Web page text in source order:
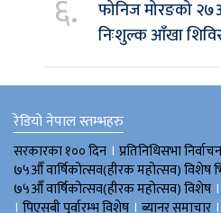
६.
फोनिज मोरङको
निःशुल्क आँखा
रेडियो नेपाल स्तम्भहरु
सरकारका १०० दिन । प्रतिनिधिसभा
७५औँ वार्षिकोत्सव(हीरक महोत्सव) विशेष
७५औँ वार्षिकोत्सव(हीरक महोत्सव) विशेष ।
। पिएसबी पूर्वारम्भ विशेष । ब्यानर समाचार ।